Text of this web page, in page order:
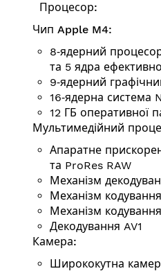
Процесор:
Чип Apple M4:
8‑ядерний
та 5 ядра
9‑ядерний
16‑ядерна система
12 ГБ оперативної
Мульти­медій­ний
Апаратне
та ProRes RAW
Механізм
Механізм
Механізм
Декодування AV1
Камера:
Ширококутна